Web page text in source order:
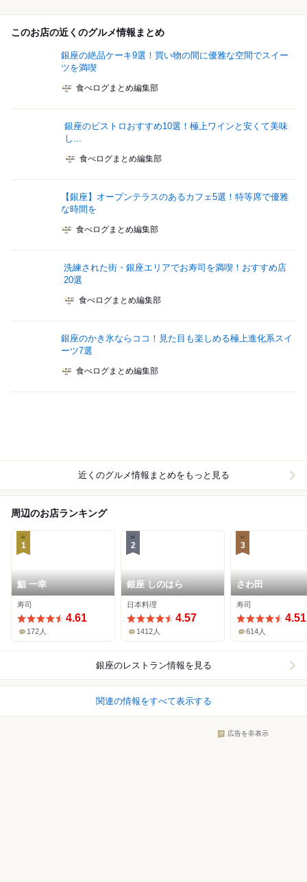
このお店の近くのグルメ情報まとめ
銀座の絶品ケーキ9選！買い物の間に優雅な空間でスイー
ツを満喫
食べログまとめ編集部
銀座のビストロおすすめ10選！極上ワインと安くて美味
し...
食べログまとめ編集部
【銀座】オープンテラスのあるカフェ5選！特等席で優雅
な時間を
食べログまとめ編集部
洗練された街・銀座エリアでお寿司を満喫！おすすめ店
20選
食べログまとめ編集部
銀座のかき氷ならココ！見た目も楽しめる極上進化系スイ
ーツ7選
食べログまとめ編集部
近くのグルメ情報まとめをもっと見る
周辺のお店ランキング
1
鮨 一幸
寿司
4.61
172人
2
銀座 しのはら
日本料理
4.57
1412人
3
さわ田
寿司
4.51
614人
銀座のレストラン情報を見る
関連の情報をすべて表示する
広告を非表示